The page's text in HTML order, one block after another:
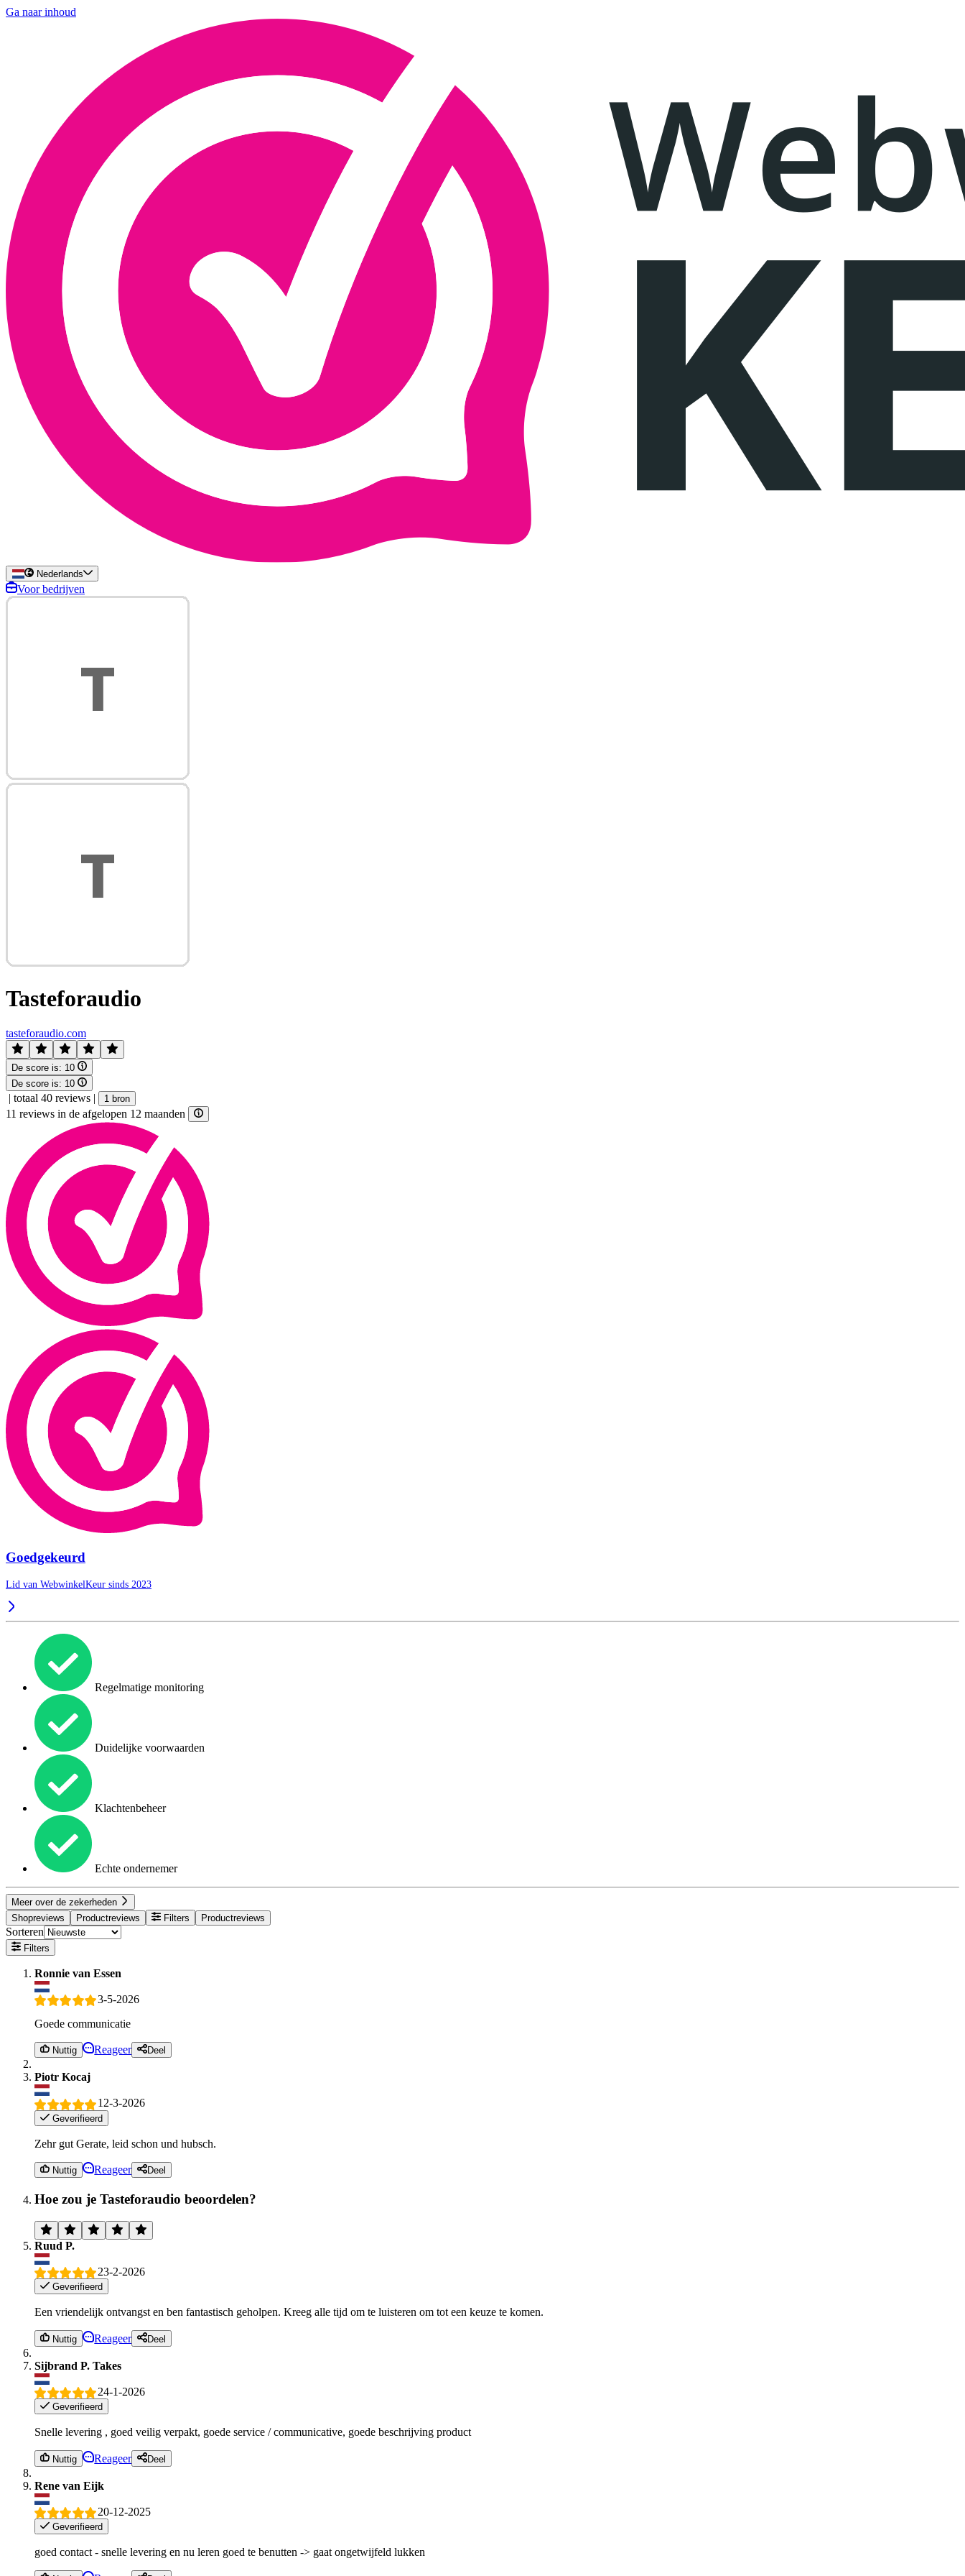
Ga naar inhoud
Nederlands
Voor bedrijven
Tasteforaudio
tasteforaudio.com
De score is: 10
De score is: 10
| totaal 40 reviews | 1 bron
11 reviews in de afgelopen 12 maanden
Goedgekeurd
Lid van WebwinkelKeur sinds 2023
Regelmatige monitoring
Duidelijke voorwaarden
Klachtenbeheer
Echte ondernemer
Meer over de zekerheden
Shopreviews
Productreviews Filters Productreviews
Sorteren
Filters
Ronnie van Essen
3-5-2026
Goede communicatie
Nuttig Reageer Deel
Piotr Kocaj
12-3-2026
Geverifieerd
Zehr gut Gerate, leid schon und hubsch.
Nuttig Reageer Deel
Hoe zou je Tasteforaudio beoordelen?
Ruud P.
23-2-2026
Geverifieerd
Een vriendelijk ontvangst en ben fantastisch geholpen. Kreeg alle tijd om te luisteren om tot een keuze te komen.
Nuttig Reageer Deel
Sijbrand P. Takes
24-1-2026
Geverifieerd
Snelle levering , goed veilig verpakt, goede service / communicative, goede beschrijving product
Nuttig Reageer Deel
Rene van Eijk
20-12-2025
Geverifieerd
goed contact - snelle levering en nu leren goed te benutten -> gaat ongetwijfeld lukken